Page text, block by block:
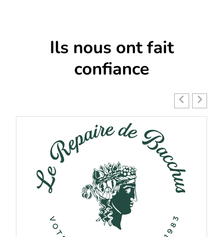
Ils nous ont fait
confiance